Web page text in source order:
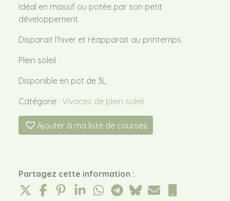
Idéal en massif ou potée par son petit
développement
Disparait l’hiver et réapparait au printemps.
Plein soleil
Disponible en pot de 3L
Catégorie : Vivaces de plein soleil
Ajouter à ma liste de courses
Partagez cette information :